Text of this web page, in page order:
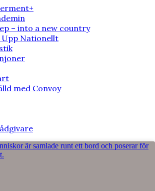
– into a new country
Nationellt
med Convoy